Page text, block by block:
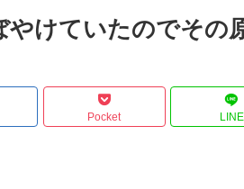
けていたのでその
Pocket LINE